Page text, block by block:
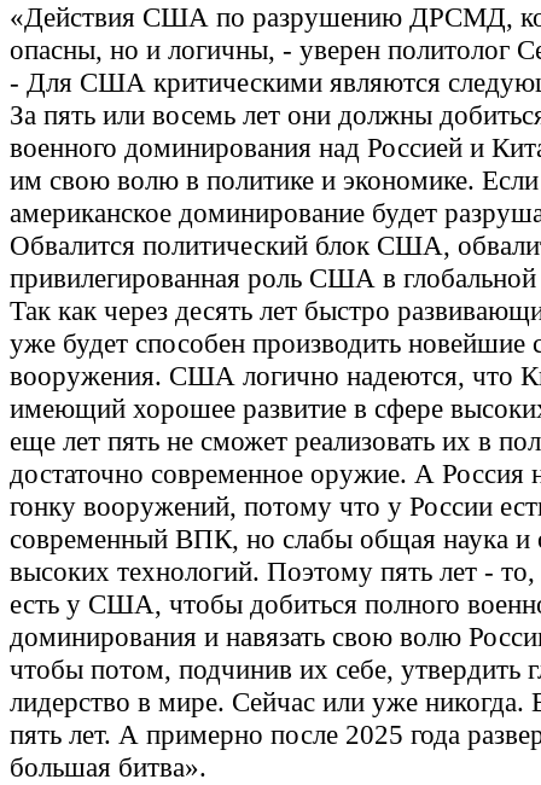
«Действия США по разрушению ДРСМД,
опасны, но и логичны, - уверен политолог
- Для США критическими являются
За пять или восемь лет они должны
военного доминирования над Россией и
им свою волю в политике и экономике. Если
американское доминирование будет
Обвалится политический блок США,
привилегированная роль США в
Так как через десять лет быстро
уже будет способен производить новейшие
вооружения. США логично надеются, что
имеющий хорошее развитие в сфере
еще лет пять не сможет реализовать их в
достаточно современное оружие. А Россия
гонку вооружений, потому что у России
современный ВПК, но слабы общая наука и
высоких технологий. Поэтому пять лет -
есть у США, чтобы добиться полного
доминирования и навязать свою волю
чтобы потом, подчинив их себе, утвердить
лидерство в мире. Сейчас или уже никогда.
пять лет. А примерно после 2025 года
большая битва».